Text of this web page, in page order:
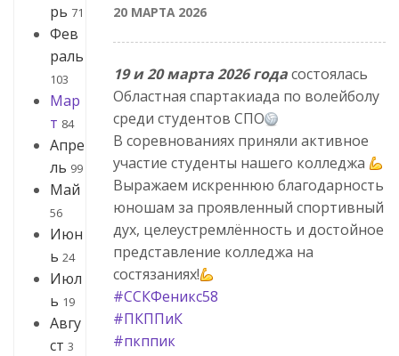
рь 71
Фев
раль
103
Мар
т 84
Апре
ль 99
Май
56
Июн
ь 24
Июл
ь 19
Авгу
ст 3
20 МАРТА 2026
19 и 20 марта 2026 годасостоялась
Областная спартакиада по волейболу
среди студентов СПО
В соревнованиях приняли активное
участие студенты нашего колледжа
Выражаем искреннюю благодарность
юношам за проявленный спортивный
дух, целеустремлённость и достойное
представление колледжа на
состязаниях!
#ССКФеникс58
#ПКППиК
#пкппик